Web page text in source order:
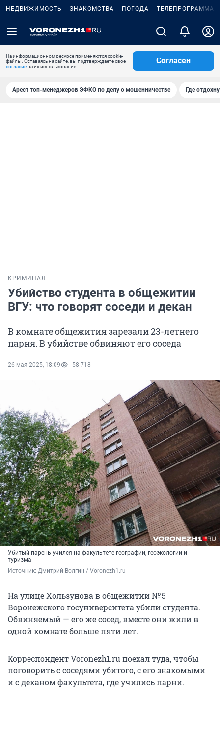
НЕДВИЖИМОСТЬ ЗНАКОМСТВА ПОГОДА ТЕЛЕПРОГРАММА
На информационном ресурсе применяются cookie-
файлы. Оставаясь на сайте, вы подтверждаете свое
согласиена их использование.
Согласен
Арест топ-менеджеров ЭФКО по делу о мошенничестве Где
КРИМИНАЛ
Убийство студента в общежитии
ВГУ: что говорят соседи и декан
В комнате общежития зарезали 23-летнего
парня. В убийстве обвиняют его соседа
26 мая 2025, 18:09 58 718
Убитый парень учился на факультете географии, геоэкологии и
туризма
Источник: Дмитрий Волгин / Voronezh1.ru
На улице Хользунова в общежитии № 5
Воронежского госуниверситета убили студента.
Обвиняемый — его же сосед, вместе они жили в
одной комнате больше пяти лет.
Корреспондент Voronezh1.ru поехал туда, чтобы
поговорить с соседями убитого, с его знакомыми
и с деканом факультета, где учились парни.